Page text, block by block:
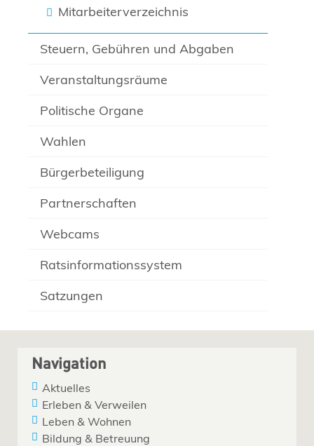
Mitarbeiterverzeichnis
Steuern, Gebühren und Abgaben
Veranstaltungsräume
Politische Organe
Wahlen
Bürgerbeteiligung
Partnerschaften
Webcams
Ratsinformationssystem
Satzungen
Navigation
Aktuelles
Erleben & Verweilen
Leben & Wohnen
Bildung & Betreuung